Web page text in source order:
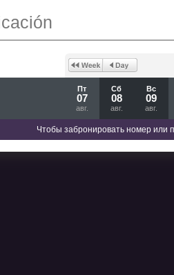
Пт
07
авг.
Сб
08
авг.
Вс
09
авг.
Чтобы забронировать номер